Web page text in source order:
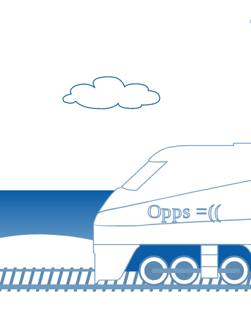
Opps =((